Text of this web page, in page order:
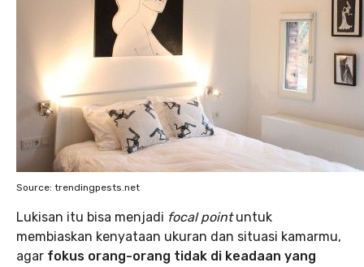
Source: trendingpests.net
Lukisan itu bisa menjadi focal pointuntuk
membiaskan kenyataan ukuran dan situasi kamarmu,
agar fokus orang-orang tidak di keadaan yang